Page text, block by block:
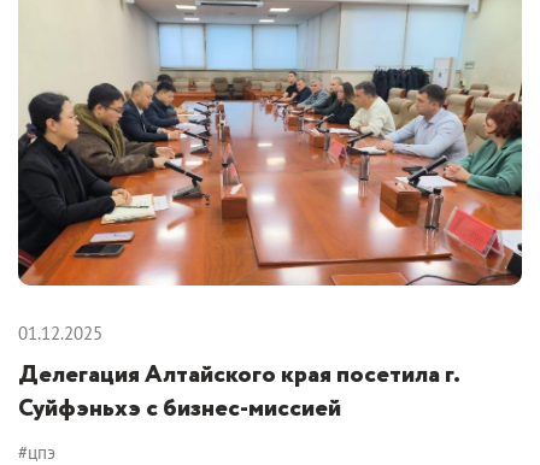
01.12.2025
Делегация Алтайского края посетила г.
Суйфэньхэ с бизнес‑миссией
#цпэ